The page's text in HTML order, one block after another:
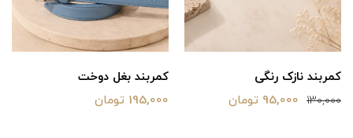
کمربند نازک رنگی
130,000 95,000 تومان
کمربند بغل دوخت
195,000 تومان